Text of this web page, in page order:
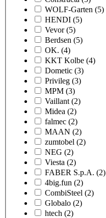
WOLF-Garten (5)
HENDI (5)
Vevor (5)
Berdsen (5)
OK. (4)
KKT Kolbe (4)
Dometic (3)
Privileg (3)
MPM (3)
Vaillant (2)
Midea (2)
falmec (2)
MAAN (2)
zumtobel (2)
NEG (2)
Viesta (2)
FABER S.p.A. (2)
4big.fun (2)
CombiSteel (2)
Globalo (2)
htech (2)